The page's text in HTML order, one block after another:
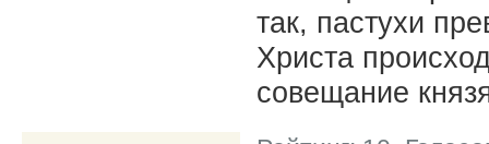
так, пастухи
Христа
совещание